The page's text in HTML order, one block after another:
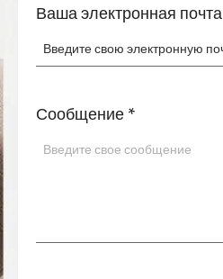
Ваша электронная почта
Сообщение *